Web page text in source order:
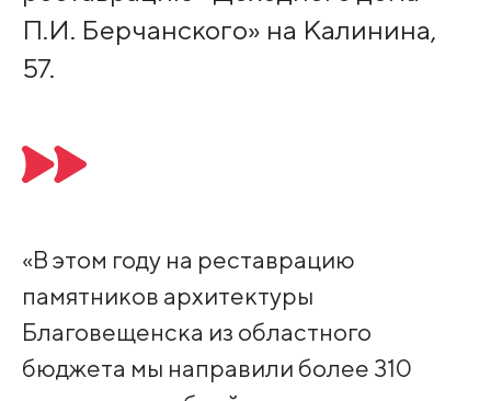
П.И. Берчанского» на Калинина,
57.
«В этом году на реставрацию
памятников архитектуры
Благовещенска из областного
бюджета мы направили более 310